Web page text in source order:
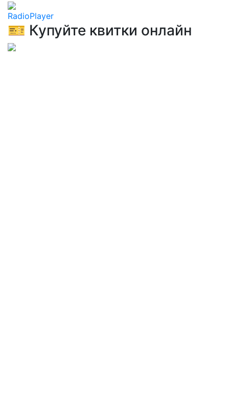
RadioPlayer
🎫 Купуйте квитки онлайн